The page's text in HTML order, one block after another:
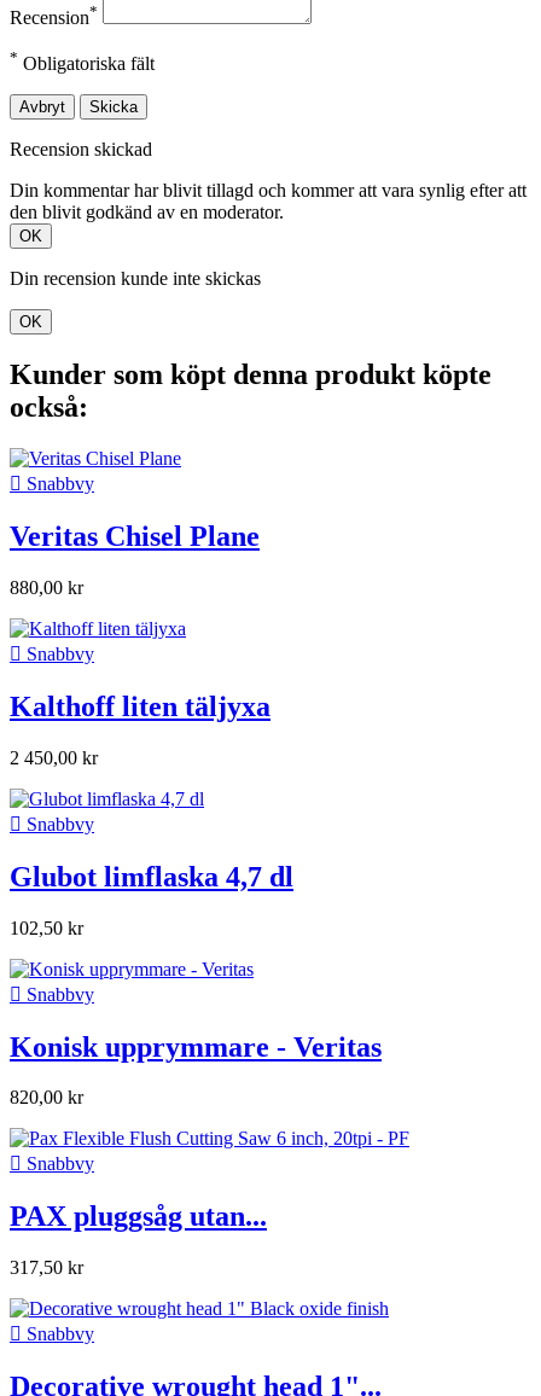
Recension*
* Obligatoriska fält
Avbryt Skicka
Recension skickad
Din kommentar har blivit tillagd och kommer att vara synlig efter att
den blivit godkänd av en moderator.
OK
Din recension kunde inte skickas
OK
Kunder som köpt denna produkt köpte
också:
 Snabbvy
Veritas Chisel Plane
880,00 kr
 Snabbvy
Kalthoff liten täljyxa
2 450,00 kr
 Snabbvy
Glubot limflaska 4,7 dl
102,50 kr
 Snabbvy
Konisk upprymmare - Veritas
820,00 kr
 Snabbvy
PAX pluggsåg utan...
317,50 kr
 Snabbvy
Decorative wrought head 1"...